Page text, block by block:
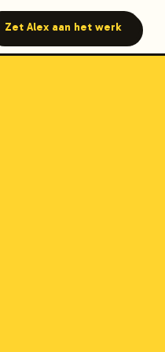
optimization built-in.
Zet Alex aan het werk